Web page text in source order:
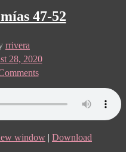
47-52
rrivera
28, 2020
on
Día
240:
Jeremías
52
window | Download